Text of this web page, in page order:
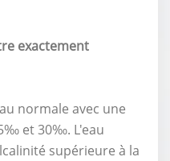
exactement
normale avec une
et 30‰. L'eau
supérieure à la